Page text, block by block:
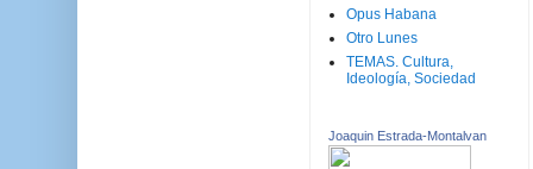
Opus Habana
Otro Lunes
TEMAS. Cultura,
Ideología, Sociedad
Joaquin Estrada-Montalvan